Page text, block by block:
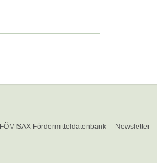
FÖMISAX Fördermitteldatenbank Newsletter